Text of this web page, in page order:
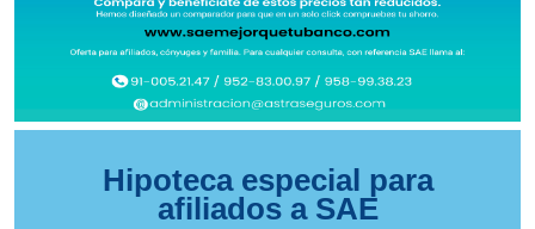
Hipoteca especial para
afiliados a SAE